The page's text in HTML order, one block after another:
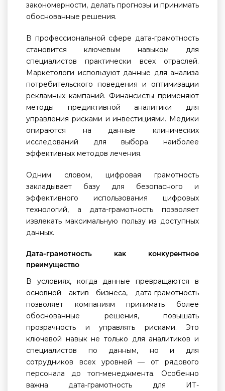
закономерности, делать прогнозы и принимать
обоснованные решения.
В профессиональной сфере дата-грамотность
становится ключевым навыком для
специалистов практически всех отраслей.
Маркетологи используют данные для анализа
потребительского поведения и оптимизации
рекламных кампаний. Финансисты применяют
методы предиктивной аналитики для
управления рисками и инвестициями. Медики
опираются на данные клинических
исследований для выбора наиболее
эффективных методов лечения.
Одним словом, цифровая грамотность
закладывает базу для безопасного и
эффективного использования цифровых
технологий, а дата-грамотность позволяет
извлекать максимальную пользу из доступных
данных.
Дата-грамотность как конкурентное
преимущество
В условиях, когда данные превращаются в
основной актив бизнеса, дата-грамотность
позволяет компаниям принимать более
обоснованные решения, повышать
прозрачность и управлять рисками. Это
ключевой навык не только для аналитиков и
специалистов по данным, но и для
сотрудников всех уровней — от рядового
персонала до топ-менеджмента. Особенно
важна дата-грамотность для ИТ-